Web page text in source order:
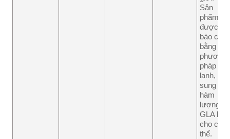
Sản
phẩm
được
bào chế
bằng
phương
pháp ép
lạnh, bổ
sung
hàm
lượng
GLA lớn
cho cơ
thể.